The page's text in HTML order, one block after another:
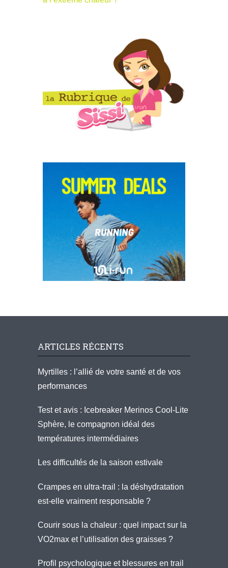
ARTICLES RÉCENTS
Myrtilles : l’allié de votre santé et de vos
performances
Test et avis : Icebreaker Merinos Cool-Lite
Sphère, le compagnon idéal des
températures intermédiaires
Les difficultés de la saison estivale
Crampes en ultra-trail : la déshydratation
est-elle vraiment responsable ?
Courir sous la chaleur : quel impact sur la
VO2max et l’utilisation des graisses ?
Profil psychologique et blessures en trail